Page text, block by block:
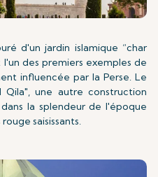
d'un jardin islamique “char
des premiers exemples de
influencée par la Perse. Le
une autre construction
la splendeur de l'époque
saisissants.